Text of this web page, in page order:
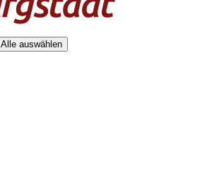
Alle auswählen